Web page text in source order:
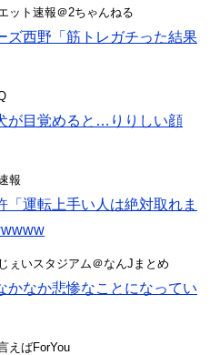
ット速報＠2ちゃんねる
ズ西野「筋トレガチった結果
が目覚めると…りりしい顔
報
「運転上手い人は絶対取れま
ぇいスタジアム＠なんJまとめ
かなか悲惨なことになってい
えばForYou